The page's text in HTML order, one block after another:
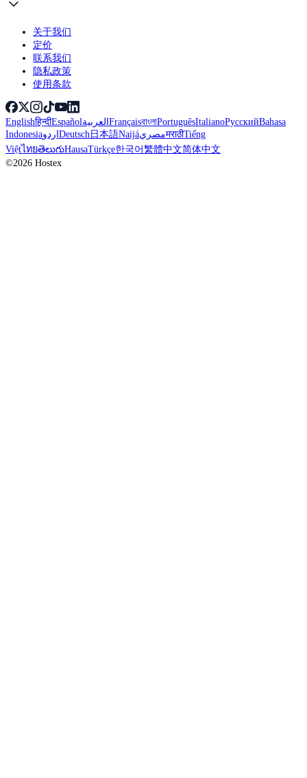
关于我们
定价
联系我们
隐私政策
使用条款
Englishहिन्दीEspañolالعربيةFrançaisবাংলাPortuguêsItalianoРусскийBahasa
IndonesiaاردوDeutsch日本語NaijáمصريमराठीTiếng
ViệtไทยతెలుగుHausaTürkçe한국어繁體中文简体中文
©2026 Hostex